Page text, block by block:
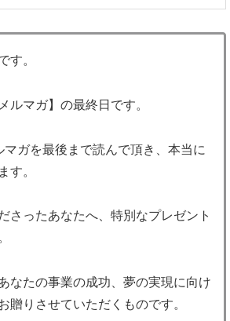
す。
ルマガ】の最終日です。
ガを最後まで読んで頂き、本当に
す。
さったあなたへ、特別なプレゼント
なたの事業の成功、夢の実現に向け
贈りさせていただくものです。